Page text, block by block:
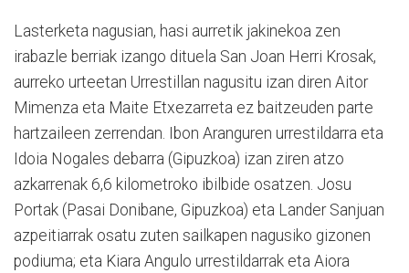
Lasterketa nagusian, hasi aurretik jakinekoa zen
irabazle berriak izango dituela San Joan Herri Krosak,
aurreko urteetan Urrestillan nagusitu izan diren Aitor
Mimenza eta Maite Etxezarreta ez baitzeuden parte
hartzaileen zerrendan. Ibon Aranguren urrestildarra eta
Idoia Nogales debarra (Gipuzkoa) izan ziren atzo
azkarrenak 6,6 kilometroko ibilbide osatzen. Josu
Portak (Pasai Donibane, Gipuzkoa) eta Lander Sanjuan
azpeitiarrak osatu zuten sailkapen nagusiko gizonen
podiuma; eta Kiara Angulo urrestildarrak eta Aiora